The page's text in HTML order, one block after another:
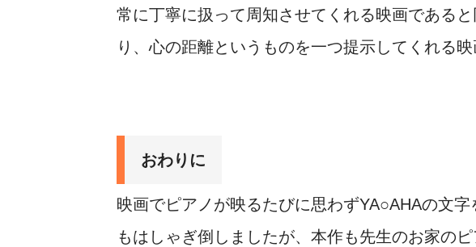
常に丁寧に扱って周知させてくれる映画である
り、心の距離というものを一つ提示してくれる映
おわりに
映画でピアノが映るたびに思わずYA○AHAの文
もはしゃぎ倒しましたが、本作も先生のお家の